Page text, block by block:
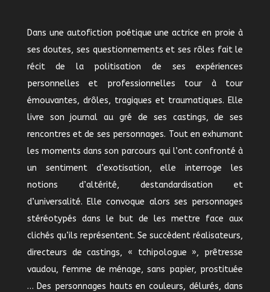
Dans une autofiction poétique une actrice en proie à
ses doutes, ses questionnements et ses rôles fait le
récit de la politisation de ses expériences
personnelles et professionnelles tour à tour
émouvantes, drôles, tragiques et traumatiques. Elle
livre son journal au gré de ses castings, de ses
rencontres et de ses personnages. Tout en exhumant
les moments dans son parcours qui l’ont confronté à
un sentiment d’exotisation, elle interroge les
notions d’altérité, destandardisation et
d’universalité. Elle convoque alors ses personnages
stéréotypés dans le but de les mettre face aux
clichés qu’ils représentent. Se succèdent réalisateurs,
directeurs de castings, « tchipologue », prêtresse
vaudou, femme de ménage, sans papier, prostituée
… Des personnages hauts en couleurs, délurés, dans